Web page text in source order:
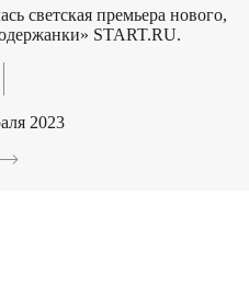
светская премьера нового,
START.RU.
2023